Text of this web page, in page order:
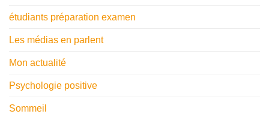
étudiants préparation examen
Les médias en parlent
Mon actualité
Psychologie positive
Sommeil